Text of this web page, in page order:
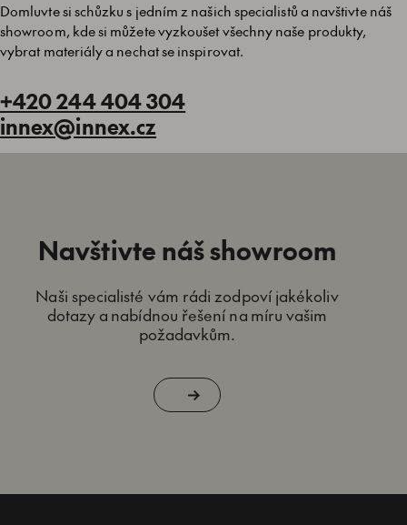
Domluvte si schůzku s jedním z našich specialistů a navštivte náš
showroom, kde si můžete vyzkoušet všechny naše produkty,
vybrat materiály a nechat se inspirovat.
+420 244 404 304
innex@innex.cz
Navštivte náš showroom
Naši specialisté vám rádi zodpoví jakékoliv
dotazy a nabídnou řešení na míru vašim
požadavkům.